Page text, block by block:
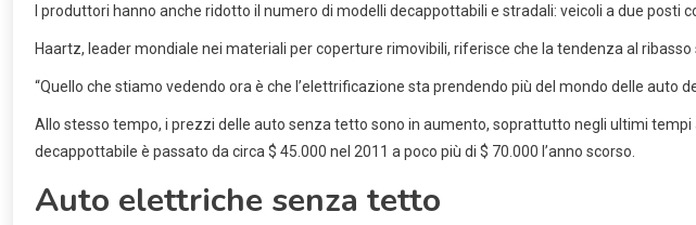
I produttori hanno anche ridotto il numero di modelli decappottabili e stradali: veicoli a due posti
Haartz, leader mondiale nei materiali per coperture rimovibili, riferisce che la tendenza al
“Quello che stiamo vedendo ora è che l’elettrificazione sta prendendo più del mondo delle auto
Allo stesso tempo, i prezzi delle auto senza tetto sono in aumento, soprattutto negli ultimi
decappottabile è passato da circa $ 45.000 nel 2011 a poco più di $ 70.000 l’anno scorso.
Auto elettriche senza tetto